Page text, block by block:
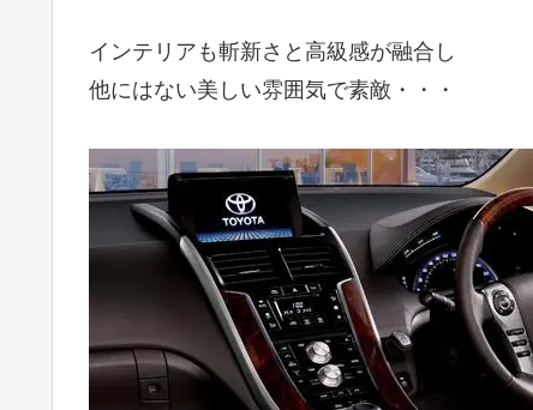
インテリアも斬新さと高級感が融合し
他にはない美しい雰囲気で素敵・・・